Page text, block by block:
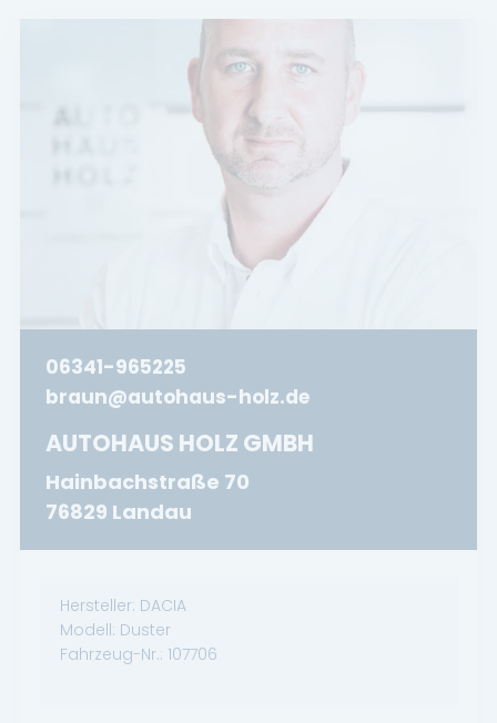
06341-965225
braun@autohaus-holz.de
AUTOHAUS HOLZ GMBH
Hainbachstraße 70
76829 Landau
Hersteller: DACIA
Modell: Duster
Fahrzeug-Nr.: 107706